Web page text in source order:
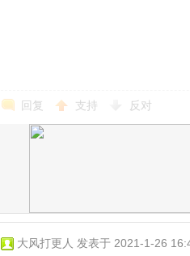
回复 支持 反对
大风打更人 发表于 2021-1-26